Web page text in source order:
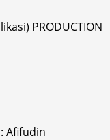
PRODUCTION
Afifudin